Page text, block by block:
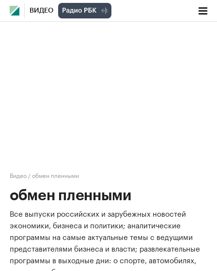
ВИДЕО
Видео /обмен пленными
обмен пленными
Все выпуски российских и зарубежных новостей
экономики, бизнеса и политики; аналитические
программы на самые актуальные темы с ведущими
представителями бизнеса и власти; развлекательные
программы в выходные дни: о спорте, автомобилях,